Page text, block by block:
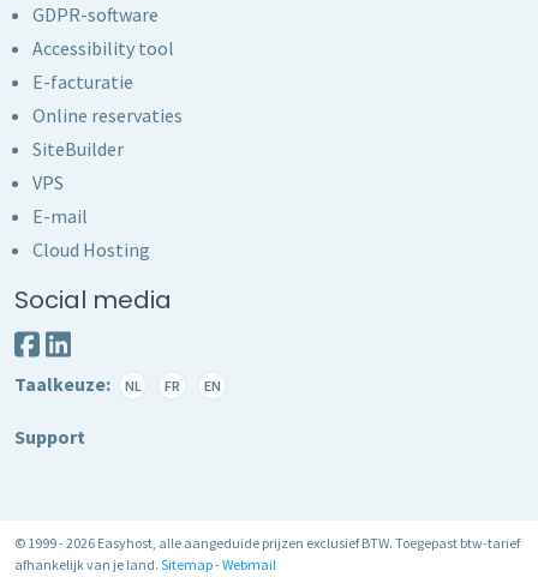
GDPR-software
Accessibility tool
E-facturatie
Online reservaties
SiteBuilder
VPS
E-mail
Cloud Hosting
Social media
Taalkeuze: NL FR EN
Support
© 1999 - 2026 Easyhost, alle aangeduide prijzen exclusief BTW. Toegepast btw-tarief
afhankelijk van je land. Sitemap-Webmail